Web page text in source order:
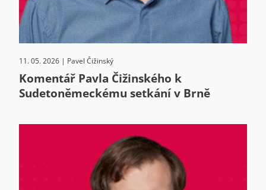
11. 05. 2026 | Pavel Čižinský
Komentář Pavla Čižinského k
Sudetoněmeckému setkání v Brně